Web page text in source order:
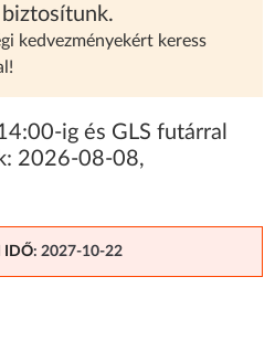
biztosítunk.
kedvezményekért keress
ig és GLS futárral
2026-08-08,
IDŐ: 2027-10-22